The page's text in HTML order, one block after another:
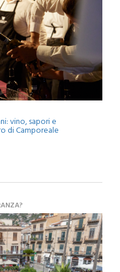
vino, sapori e